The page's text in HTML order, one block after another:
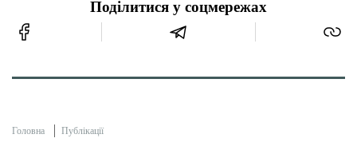
Поділитися у соцмережах
Головна Публікації